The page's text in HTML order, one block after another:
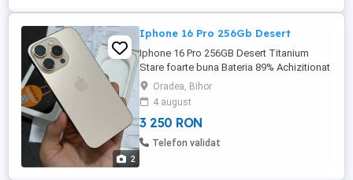
2
Iphone 16 Pro 256Gb Desert
Iphone 16 Pro 256GB Desert Titanium
Stare foarte buna Bateria 89% Achizitionat
din altex, garantie valabila Fara schimburi
si oferte! Nu trimit in tara!
Oradea, Bihor
4 august
3 250 RON
Telefon validat